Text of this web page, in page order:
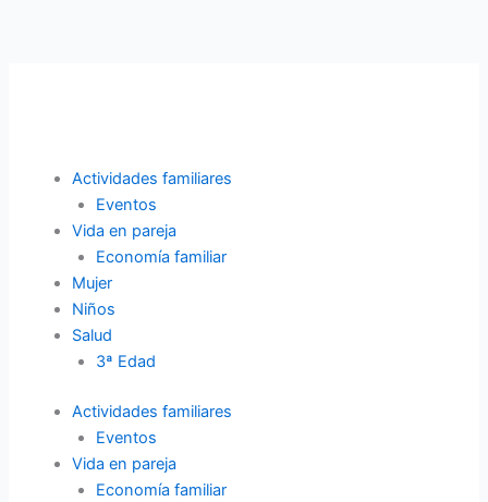
Actividades familiares
Eventos
Vida en pareja
Economía familiar
Mujer
Niños
Salud
3ª Edad
Actividades familiares
Eventos
Vida en pareja
Economía familiar